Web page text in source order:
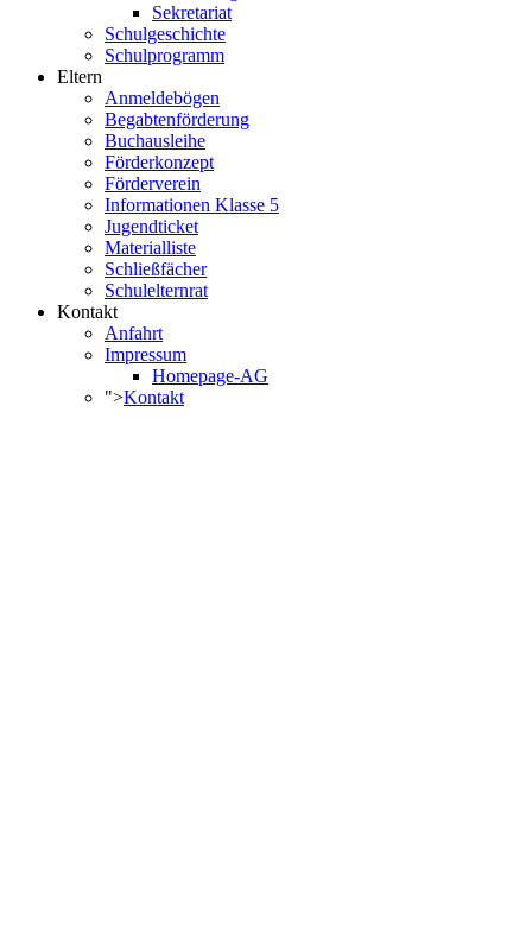
Sekretariat
Schulgeschichte
Schulprogramm
Eltern
Anmeldebögen
Begabtenförderung
Buchausleihe
Förderkonzept
Förderverein
Informationen Klasse 5
Jugendticket
Materialliste
Schließfächer
Schulelternrat
Kontakt
Anfahrt
Impressum
Homepage-AG
">Kontakt